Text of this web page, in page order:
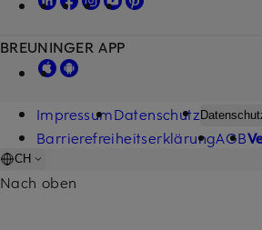
BREUNINGER APP
ImpressumDatenschutz
BarrierefreiheitserklärungAGB
CH
Nach oben